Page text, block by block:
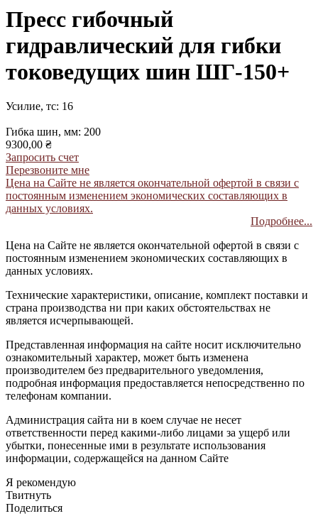
Пресс гибочный
гидравлический для гибки
токоведущих шин ШГ-150+
Усилие, тс: 16
Гибка шин, мм: 200
9300,00 ₴
Запросить счет
Перезвоните мне
Цена на Сайте не является окончательной офертой в связи с
постоянным изменением экономических составляющих в
данных условиях.
Подробнее...
Цена на Сайте не является окончательной офертой в связи с
постоянным изменением экономических составляющих в
данных условиях.
Технические характеристики, описание, комплект поставки и
страна производства ни при каких обстоятельствах не
является исчерпывающей.
Представленная информация на сайте носит исключительно
ознакомительный характер, может быть изменена
производителем без предварительного уведомления,
подробная информация предоставляется непосредственно по
телефонам компании.
Администрация сайта ни в коем случае не несет
ответственности перед какими-либо лицами за ущерб или
убытки, понесенные ими в результате использования
информации, содержащейся на данном Сайте
Я рекомендую
Твитнуть
Поделиться